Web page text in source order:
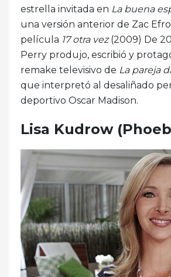
estrella invitada en La buena
una versión anterior de Zac
película 17 otra vez(2009) De
Perry produjo, escribió y
remake televisivo de La pareja
que interpretó al desaliñado
deportivo Oscar Madison.
Lisa Kudrow